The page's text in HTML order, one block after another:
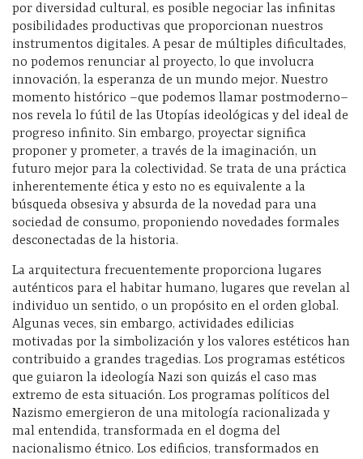
por diversidad cultural, es posible negociar las infinitas
posibilidades productivas que proporcionan nuestros
instrumentos digitales. A pesar de múltiples dificultades,
no podemos renunciar al proyecto, lo que involucra
innovación, la esperanza de un mundo mejor. Nuestro
momento histórico –que podemos llamar postmoderno–
nos revela lo fútil de las Utopías ideológicas y del ideal de
progreso infinito. Sin embargo, proyectar significa
proponer y prometer, a través de la imaginación, un
futuro mejor para la colectividad. Se trata de una práctica
inherentemente ética y esto no es equivalente a la
búsqueda obsesiva y absurda de la novedad para una
sociedad de consumo, proponiendo novedades formales
desconectadas de la historia.
La arquitectura frecuentemente proporciona lugares
auténticos para el habitar humano, lugares que revelan al
individuo un sentido, o un propósito en el orden global.
Algunas veces, sin embargo, actividades edilicias
motivadas por la simbolización y los valores estéticos han
contribuido a grandes tragedias. Los programas estéticos
que guiaron la ideología Nazi son quizás el caso mas
extremo de esta situación. Los programas políticos del
Nazismo emergieron de una mitología racionalizada y
mal entendida, transformada en el dogma del
nacionalismo étnico. Los edificios, transformados en